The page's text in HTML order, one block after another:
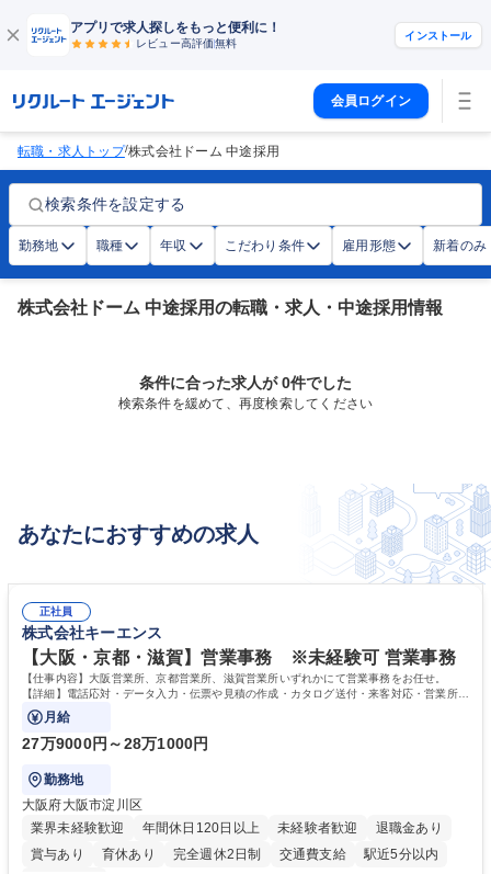
アプリで求人探しをもっと便利に！
レビュー高評価無料
インストール
会員ログイン
転職・求人トップ/株式会社ドーム 中途採用
検索条件を設定する
勤務地 職種 年収 こだわり条件 雇用形態 新着のみ
株式会社ドーム 中途採用の転職・求人・中途採用情報
条件に合った求人が 0件でした
検索条件を緩めて、再度検索してください
あなたにおすすめの求人
正社員
株式会社キーエンス
【大阪・京都・滋賀】営業事務 ※未経験可 営業事務
【仕事内容】大阪営業所、京都営業所、滋賀営業所いずれかにて営業事務をお任せ。
【詳細】電話応対・データ入力・伝票や見積の作成・カタログ送付・来客対応・営業所内
で発生する事務業務や業務改善をお任せ。
月給
27万9000円～28万1000円
勤務地
大阪府大阪市淀川区
業界未経験歓迎
年間休日120日以上 未経験者歓迎
退職金あり
賞与あり
育休あり 完全週休2日制 交通費支給
駅近5分以内